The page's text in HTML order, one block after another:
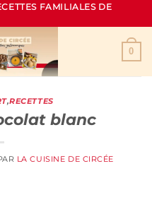
FAMILIALES DE
0
,RECETTES
blanc
LA CUISINE DE CIRCÉE